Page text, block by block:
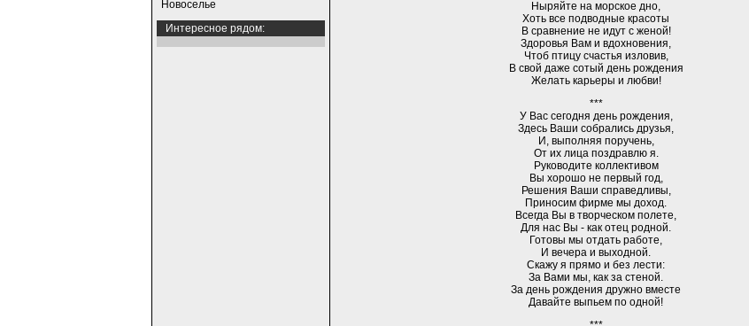
Новоселье
Интересное рядом:
Ныряйте на морское дно,
Хоть все подводные красоты
В сравнение не идут с женой!
Здоровья Вам и вдохновения,
Чтоб птицу счастья изловив,
В свой даже сотый день рождения
Желать карьеры и любви!
***
У Вас сегодня день рождения,
Здесь Ваши собрались друзья,
И, выполняя поручень,
От их лица поздравлю я.
Руководите коллективом
Вы хорошо не первый год,
Решения Ваши справедливы,
Приносим фирме мы доход.
Всегда Вы в творческом полете,
Для нас Вы - как отец родной.
Готовы мы отдать работе,
И вечера и выходной.
Скажу я прямо и без лести:
За Вами мы, как за стеной.
За день рождения дружно вместе
Давайте выпьем по одной!